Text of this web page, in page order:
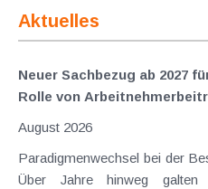
Aktuelles
Neuer Sachbezug ab 2027
Rolle von
August 2026
Paradigmenwechsel bei der
Über Jahre hinweg galten